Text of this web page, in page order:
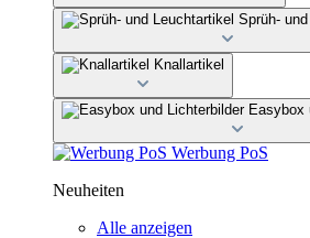
Sprüh-
Knallartikel
Easybox
Werbung PoS
Neuheiten
Alle anzeigen